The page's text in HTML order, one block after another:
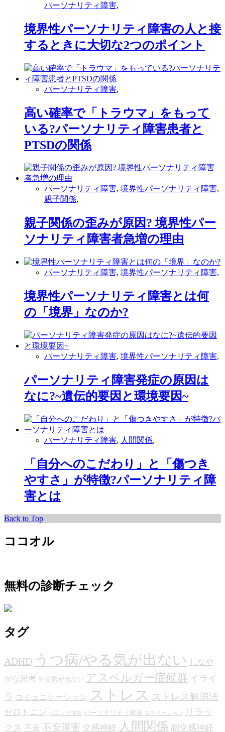
パーソナリティ障害,
境界性パーソナリティ障害の人と接
するときに大切な2つのポイント
パーソナリティ障害,
高い確率で「トラウマ」をもって
いる?パーソナリティ障害患者と
PTSDの関係
パーソナリティ障害, 境界性パーソナリティ障害,
親子関係,
親子関係の歪みが原因? 境界性パー
ソナリティ障害者急増の理由
パーソナリティ障害, 境界性パーソナリティ障害,
境界性パーソナリティ障害とは何
の「境界」なのか?
パーソナリティ障害, 境界性パーソナリティ障害,
パーソナリティ障害発症の原因は
なに?~遺伝的要因と環境要因~
パーソナリティ障害, 人間関係,
「自分へのこだわり」と「傷つき
やすさ」が特徴?パーソナリティ障
害とは
Back to Top
ココオル
無料の診断チェック
タグ
ADHD うつ病/やる気が出ない
しなや
かな思考 やる気が出ない アスペルガー症候群 イライ
ラ コミュニケーション ストレス ストレス解消法
セロトニン パニック障害 パーソナリティ障害 モチベーション
リラッ
クス 不安 不安障害 交感神経 人間関係 副交感神経